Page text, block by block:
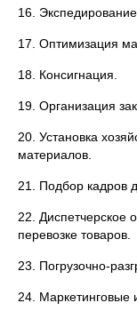
16. Экспедирование
17. Оптимизация
18. Консигнация.
19. Организация
20. Установка
материалов.
21. Подбор кадров
22. Диспетчерское
перевозке товаров.
23. Погрузочно-
24. Маркетинговые